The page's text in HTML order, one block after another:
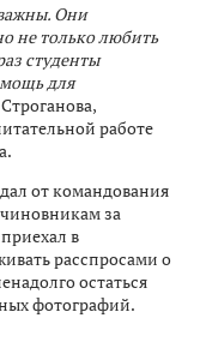
Они
не только любить
студенты
для
работе
от командования
за
в
расспросами о
остаться
фотографий.